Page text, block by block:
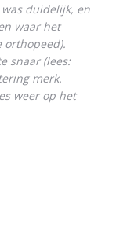
duidelijk, en
waar het
orthopeed).
snaar (lees:
merk.
weer op het